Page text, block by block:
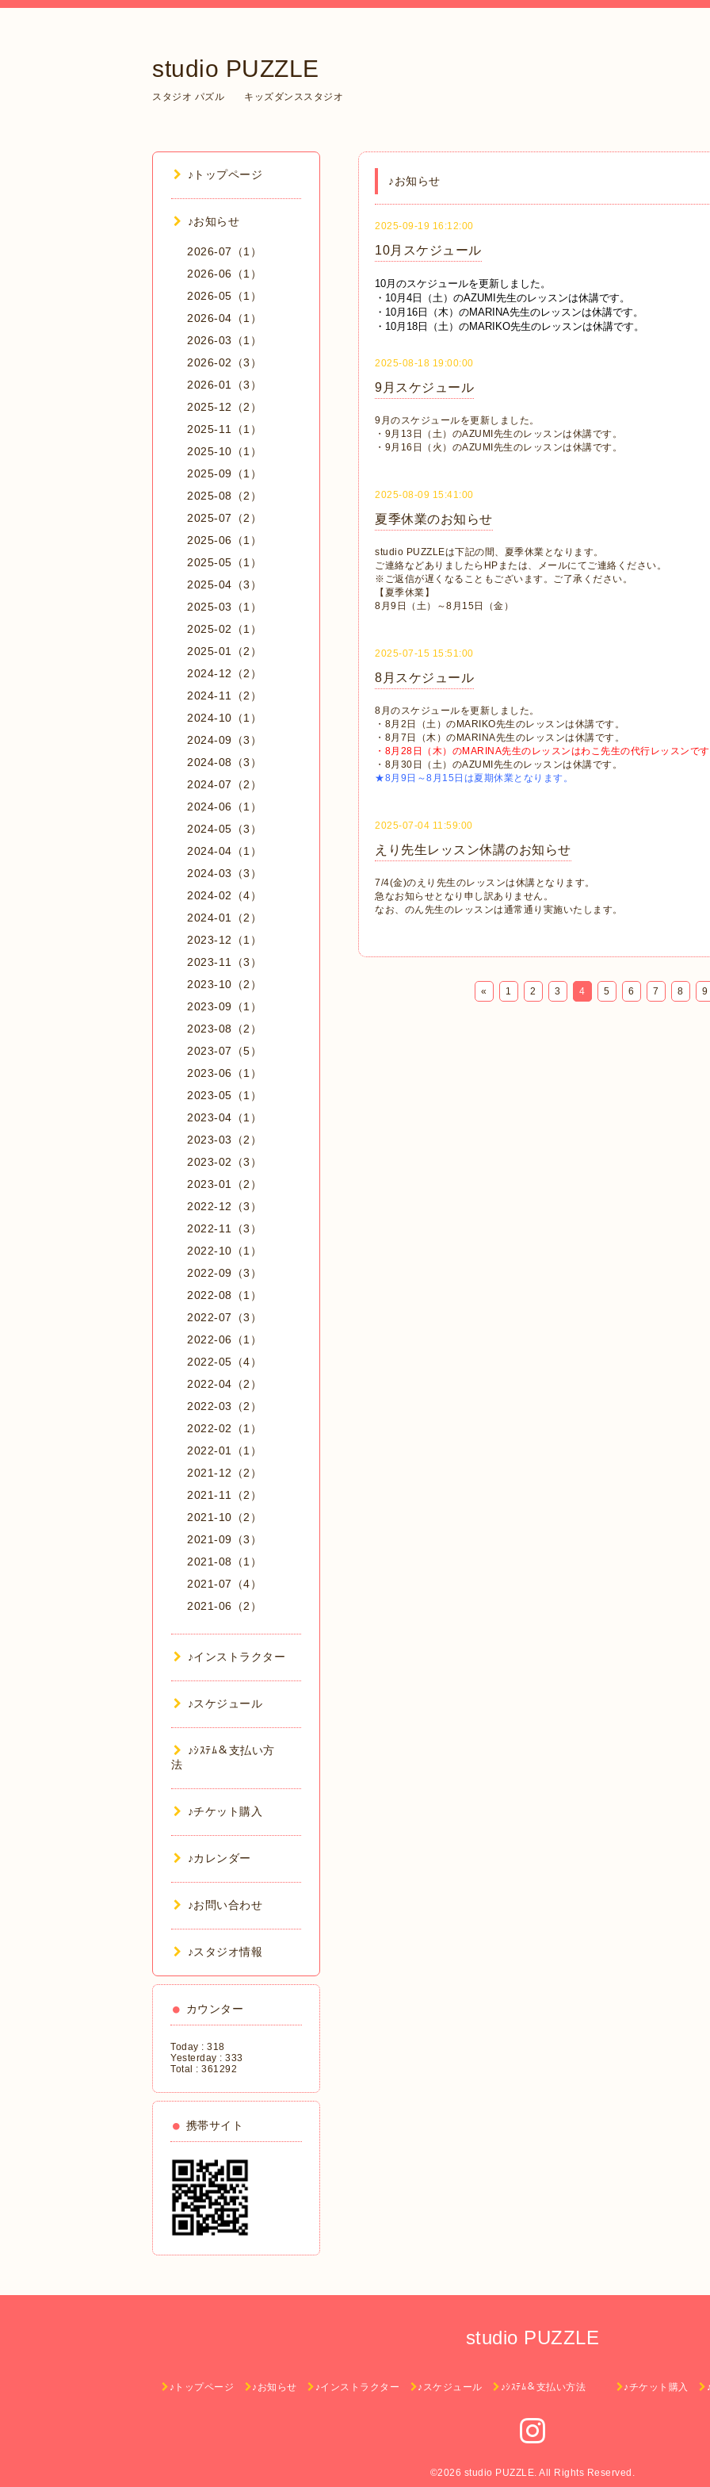
studio PUZZLE
スタジオ パズル キッズダンススタジオ
♪お知らせ
2025-09-19 16:12:00
10月スケジュール
10月のスケジュールを更新しました。
・10月4日（土）のAZUMI先生のレッスンは休講です。
・10月16日（木）のMARINA先生のレッスンは休講です。
・10月18日（土）のMARIKO先生のレッスンは休講です。
2025-08-18 19:00:00
9月スケジュール
9月のスケジュールを更新しました。
・9月13日（土）のAZUMI先生のレッスンは休講です。
・9月16日（火）のAZUMI先生のレッスンは休講です。
2025-08-09 15:41:00
夏季休業のお知らせ
studio PUZZLEは下記の間、夏季休業となります。
ご連絡などありましたらHPまたは、メールにてご連絡ください。
※ご返信が遅くなることもございます。ご了承ください。
【夏季休業】
8月9日（土）～8月15日（金）
2025-07-15 15:51:00
8月スケジュール
8月のスケジュールを更新しました。
・8月2日（土）のMARIKO先生のレッスンは休講です。
・8月7日（木）のMARINA先生のレッスンは休講です。
・8月28日（木）のMARINA先生のレッスンはわこ先生の代行レッスンです
・8月30日（土）のAZUMI先生のレッスンは休講です。
★8月9日～8月15日は夏期休業となります。
2025-07-04 11:59:00
えり先生レッスン休講のお知らせ
7/4(金)のえり先生のレッスンは休講となります。
急なお知らせとなり申し訳ありません。
なお、のん先生のレッスンは通常通り実施いたします。
« 1 2 3 4 5 6 7 8 9
♪トップページ
♪お知らせ
2026-07（1）
2026-06（1）
2026-05（1）
2026-04（1）
2026-03（1）
2026-02（3）
2026-01（3）
2025-12（2）
2025-11（1）
2025-10（1）
2025-09（1）
2025-08（2）
2025-07（2）
2025-06（1）
2025-05（1）
2025-04（3）
2025-03（1）
2025-02（1）
2025-01（2）
2024-12（2）
2024-11（2）
2024-10（1）
2024-09（3）
2024-08（3）
2024-07（2）
2024-06（1）
2024-05（3）
2024-04（1）
2024-03（3）
2024-02（4）
2024-01（2）
2023-12（1）
2023-11（3）
2023-10（2）
2023-09（1）
2023-08（2）
2023-07（5）
2023-06（1）
2023-05（1）
2023-04（1）
2023-03（2）
2023-02（3）
2023-01（2）
2022-12（3）
2022-11（3）
2022-10（1）
2022-09（3）
2022-08（1）
2022-07（3）
2022-06（1）
2022-05（4）
2022-04（2）
2022-03（2）
2022-02（1）
2022-01（1）
2021-12（2）
2021-11（2）
2021-10（2）
2021-09（3）
2021-08（1）
2021-07（4）
2021-06（2）
♪インストラクター
♪スケジュール
♪ｼｽﾃﾑ＆支払い方
法
♪チケット購入
♪カレンダー
♪お問い合わせ
♪スタジオ情報
カウンター
Today : 318
Yesterday : 333
Total : 361292
携帯サイト
studio PUZZLE
♪トップページ ♪お知らせ ♪インストラクター ♪スケジュール ♪ｼｽﾃﾑ＆支払い方法 ♪チケット購入
©2026 studio PUZZLE. All Rights Reserved.